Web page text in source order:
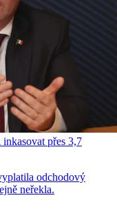
přes 3,7
odchodový
neřekla.